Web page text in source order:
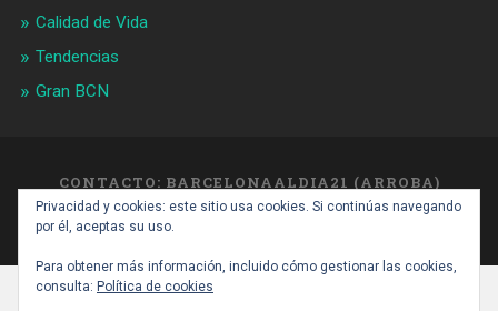
Calidad de Vida
Tendencias
Gran BCN
CONTACTO: BARCELONAALDIA21 (ARROBA)
GMAIL.COM
Privacidad y cookies: este sitio usa cookies. Si continúas navegando
por él, aceptas su uso.
Para obtener más información, incluido cómo gestionar las cookies,
consulta: Política de cookies